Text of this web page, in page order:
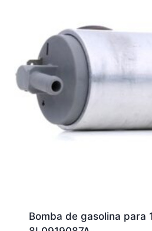
Bomba de gasolina para